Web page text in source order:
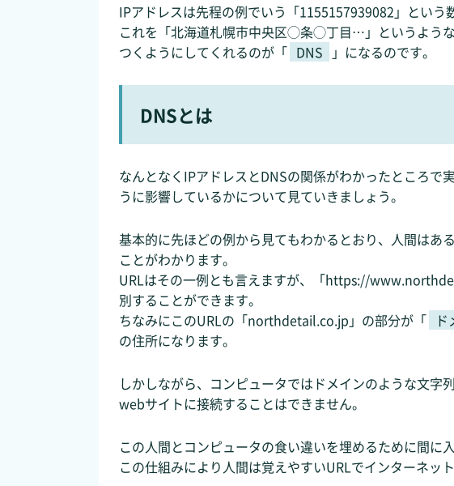
IPアドレスは先程の例でいう「1155157939082」という
これを「北海道札幌市中央区◯条◯丁目…」というよう
つくようにしてくれるのが「 DNS 」になるのです。
DNSとは
なんとなくIPアドレスとDNSの関係がわかったところで
うに影響しているかについて見ていきましょう。
基本的に先ほどの例から見てもわかるとおり、人間はあ
ことがわかります。
URLはその一例とも言えますが、「https://
別することができます。
ちなみにこのURLの「northdetail.co.jp」の部分が「
ド
の住所になります。
しかしながら、コンピュータではドメインのような文字
webサイトに接続することはできません。
この人間とコンピュータの食い違いを埋めるために間に
この仕組みにより人間は覚えやすいURLでインターネッ